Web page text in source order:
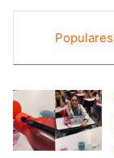
Populares